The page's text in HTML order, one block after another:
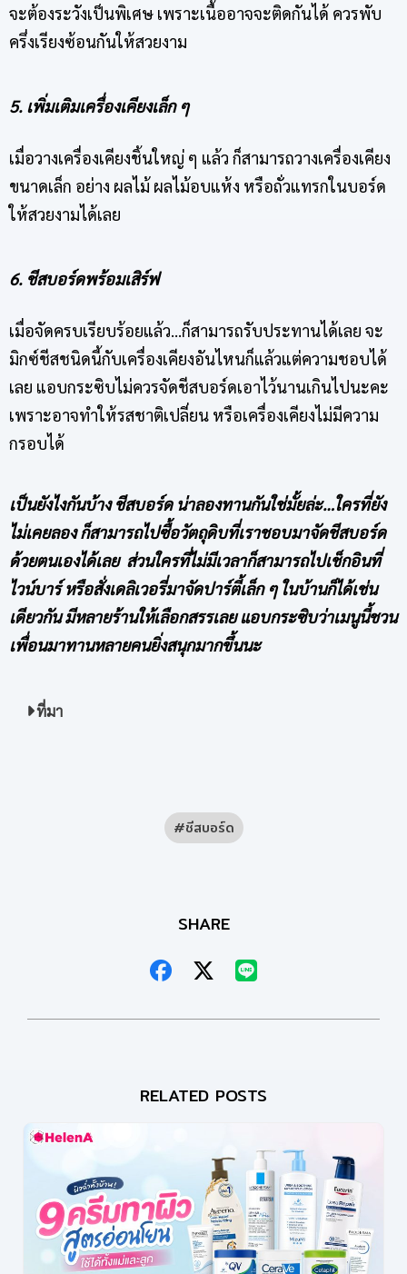
จะต้องระวังเป็นพิเศษ เพราะเนื้ออาจจะติดกันได้ ควรพับ
ครึ่งเรียงซ้อนกันให้สวยงาม
5. เพิ่มเติมเครื่องเคียงเล็ก ๆ
เมื่อวางเครื่องเคียงชิ้นใหญ่ ๆ แล้ว ก็สามารถวางเครื่องเคียง
ขนาดเล็ก อย่าง ผลไม้ ผลไม้อบแห้ง หรือถั่วแทรกในบอร์ด
ให้สวยงามได้เลย
6. ชีสบอร์ดพร้อมเสิร์ฟ
เมื่อจัดครบเรียบร้อยแล้ว…ก็สามารถรับประทานได้เลย จะ
มิกซ์ชีสชนิดนี้กับเครื่องเคียงอันไหนก็แล้วแต่ความชอบได้
เลย แอบกระซิบไม่ควรจัดชีสบอร์ดเอาไว้นานเกินไปนะคะ
เพราะอาจทำให้รสชาติเปลี่ยน หรือเครื่องเคียงไม่มีความ
กรอบได้
เป็นยังไงกันบ้างชีสบอร์ดน่าลองทานกันใช่มั้ยล่ะ…ใครที่ยัง
ไม่เคยลอง ก็สามารถไปซื้อวัตถุดิบที่เราชอบมาจัดชีสบอร์ด
ด้วยตนเองได้เลย ส่วนใครที่ไม่มีเวลาก็สามารถไปเช็กอินที่
ไวน์บาร์ หรือสั่งเดลิเวอรี่มาจัดปาร์ตี้เล็ก ๆ ในบ้านก็ได้เช่น
เดียวกัน มีหลายร้านให้เลือกสรรเลย แอบกระซิบว่าเมนูนี้ชวน
เพื่อนมาทานหลายคนยิ่งสนุกมากขึ้นนะ
ที่มา
ชีสบอร์ด
SHARE
RELATED POSTS